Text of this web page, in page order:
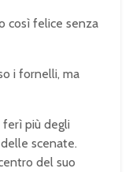
così felice senza
i fornelli, ma
ferì più degli
scenate.
del suo